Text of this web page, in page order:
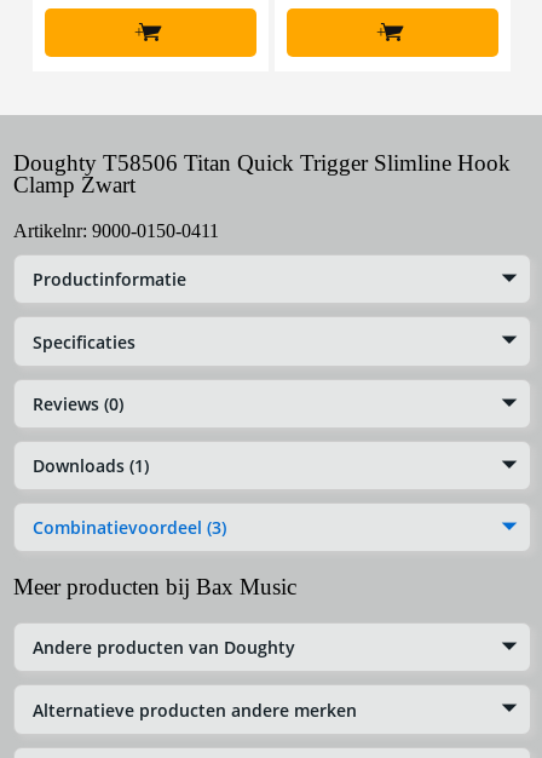
+ +
Doughty T58506 Titan Quick Trigger Slimline Hook
Clamp Zwart
Artikelnr: 9000-0150-0411
Productinformatie
Specificaties
Reviews (0)
Downloads (1)
Combinatievoordeel (3)
Meer producten bij Bax Music
Andere producten van Doughty
Alternatieve producten andere merken